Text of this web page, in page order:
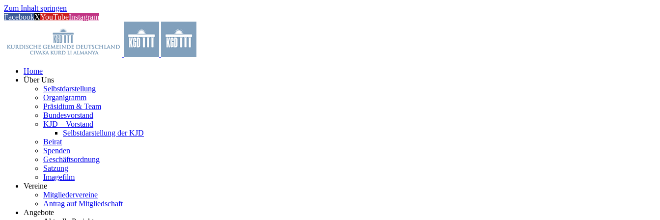
Zum Inhalt springen
FacebookXYouTubeInstagram
Home
Über Uns
Selbstdarstellung
Organigramm
Präsidium & Team
Bundesvorstand
KJD – Vorstand
Selbstdarstellung der KJD
Beirat
Spenden
Geschäftsordnung
Satzung
Imagefilm
Vereine
Mitgliedervereine
Antrag auf Mitgliedschaft
Angebote